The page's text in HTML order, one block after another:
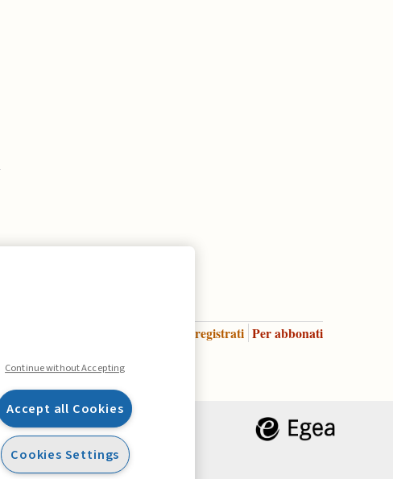
Per registrati Per abbonati
Continue without Accepting
Accept all Cookies
Cookies Settings